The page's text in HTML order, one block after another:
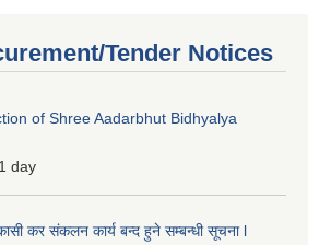
Tender Notices
of Shree Aadarbhut Bidhyalya
day
कर संकलन कार्य बन्द हुने सम्बन्धी सूचना l